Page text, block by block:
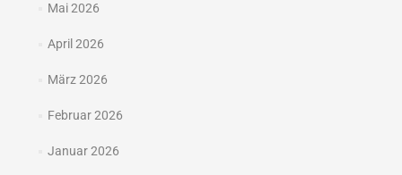
Mai 2026
April 2026
März 2026
Februar 2026
Januar 2026